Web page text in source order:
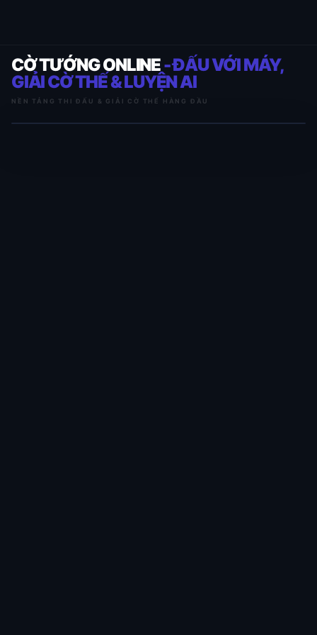
CỜ TƯỚNG ONLINE- ĐẤU VỚI MÁY,
GIẢI CỜ THẾ & LUYỆN AI
NỀN TẢNG THI ĐẤU & GIẢI CỜ THẾ HÀNG ĐẦU